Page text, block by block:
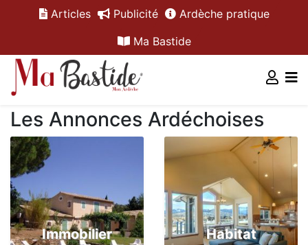
Articles Publicité
Ardèche pratique
Ma Bastide
Les Annonces Ardéchoises
Immobilier Habitat